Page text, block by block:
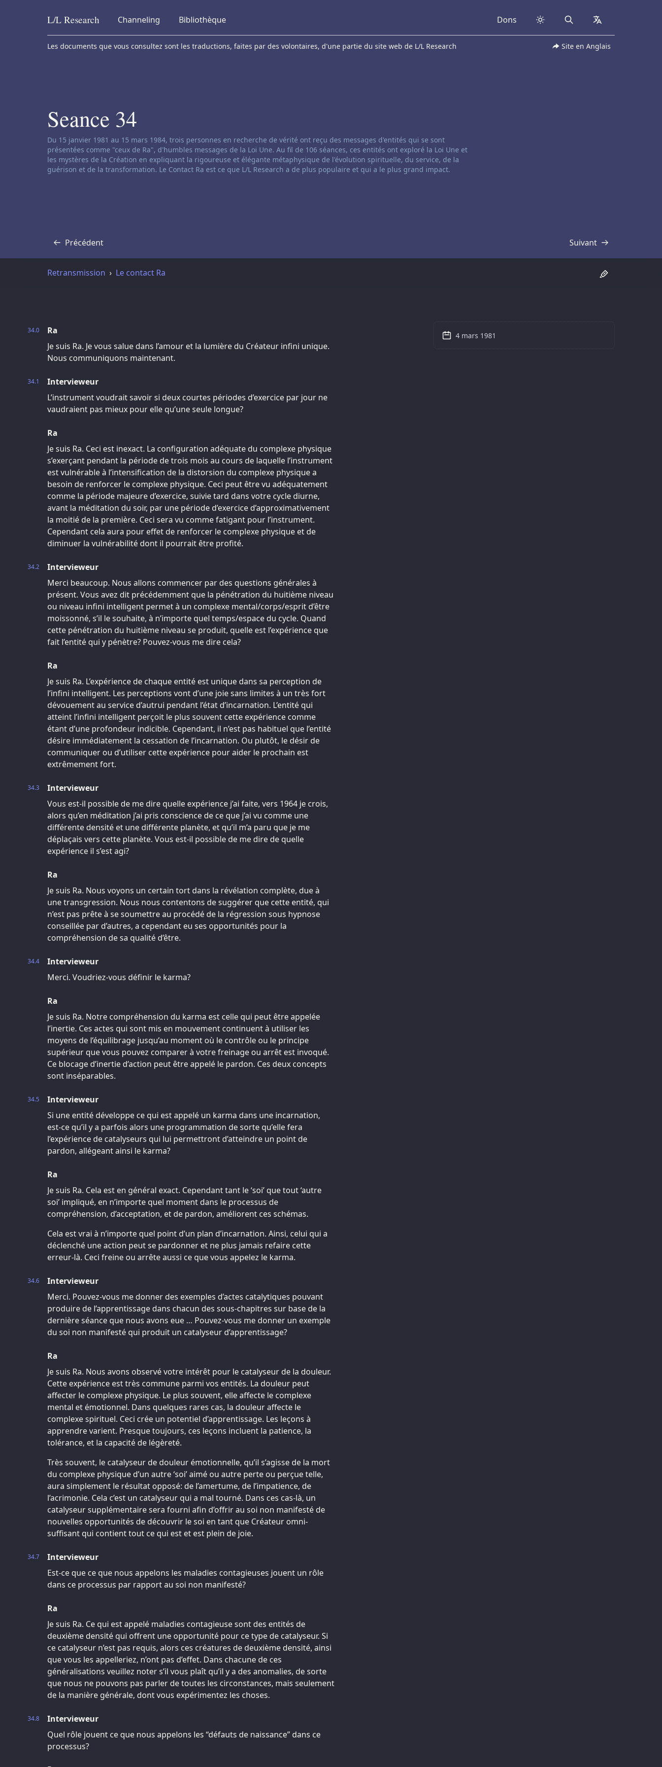
Skip to content
L/L Research Channeling Bibliothèque Dons Search collapsed
Les documents que vous consultez sont les traductions, faites par des volontaires, d'une partie du site web de L/L Research Site en Anglais
Seance 34
Clause de non-responsabilité concernant le channeling:
Du 15 janvier 1981 au 15 mars 1984, trois personnes en recherche de vérité ont reçu des messages d'entités qui se sont
présentées comme "ceux de Ra", d'humbles messages de la Loi Une. Au fil de 106 séances, ces entités ont exploré la Loi Une et
les mystères de la Création en expliquant la rigoureuse et élégante métaphysique de l'évolution spirituelle, du service, de la
guérison et de la transformation. Le Contact Ra est ce que L/L Research a de plus populaire et qui a le plus grand impact.
Précédent
Transcription Suivant
Transcription
Retransmission Le contact Ra
34.0
Ra
Je suis Ra. Je vous salue dans l’amour et la lumière du Créateur infini unique.
Nous communiquons maintenant.
34.1
Intervieweur
L’instrument voudrait savoir si deux courtes périodes d’exercice par jour ne
vaudraient pas mieux pour elle qu’une seule longue?
Ra
Je suis Ra. Ceci est inexact. La configuration adéquate du complexe physique
s’exerçant pendant la période de trois mois au cours de laquelle l’instrument
est vulnérable à l’intensification de la distorsion du complexe physique a
besoin de renforcer le complexe physique. Ceci peut être vu adéquatement
comme la période majeure d’exercice, suivie tard dans votre cycle diurne,
avant la méditation du soir, par une période d’exercice d’approximativement
la moitié de la première. Ceci sera vu comme fatigant pour l’instrument.
Cependant cela aura pour effet de renforcer le complexe physique et de
diminuer la vulnérabilité dont il pourrait être profité.
34.2
Intervieweur
Merci beaucoup. Nous allons commencer par des questions générales à
présent. Vous avez dit précédemment que la pénétration du huitième niveau
ou niveau infini intelligent permet à un complexe mental/corps/esprit d’être
moissonné, s’il le souhaite, à n’importe quel temps/espace du cycle. Quand
cette pénétration du huitième niveau se produit, quelle est l’expérience que
fait l’entité qui y pénètre? Pouvez-vous me dire cela?
Ra
Je suis Ra. L’expérience de chaque entité est unique dans sa perception de
l’infini intelligent. Les perceptions vont d’une joie sans limites à un très fort
dévouement au service d’autrui pendant l’état d’incarnation. L’entité qui
atteint l’infini intelligent perçoit le plus souvent cette expérience comme
étant d’une profondeur indicible. Cependant, il n’est pas habituel que l’entité
désire immédiatement la cessation de l’incarnation. Ou plutôt, le désir de
communiquer ou d’utiliser cette expérience pour aider le prochain est
extrêmement fort.
34.3
Intervieweur
Vous est-il possible de me dire quelle expérience j’ai faite, vers 1964 je crois,
alors qu’en méditation j’ai pris conscience de ce que j’ai vu comme une
différente densité et une différente planète, et qu’il m’a paru que je me
déplaçais vers cette planète. Vous est-il possible de me dire de quelle
expérience il s’est agi?
Ra
Je suis Ra. Nous voyons un certain tort dans la révélation complète, due à
une transgression. Nous nous contentons de suggérer que cette entité, qui
n’est pas prête à se soumettre au procédé de la régression sous hypnose
conseillée par d’autres, a cependant eu ses opportunités pour la
compréhension de sa qualité d’être.
34.4
Intervieweur
Merci. Voudriez-vous définir le karma?
Ra
Je suis Ra. Notre compréhension du karma est celle qui peut être appelée
l’inertie. Ces actes qui sont mis en mouvement continuent à utiliser les
moyens de l’équilibrage jusqu’au moment où le contrôle ou le principe
supérieur que vous pouvez comparer à votre freinage ou arrêt est invoqué.
Ce blocage d’inertie d’action peut être appelé le pardon. Ces deux concepts
sont inséparables.
34.5
Intervieweur
Si une entité développe ce qui est appelé un karma dans une incarnation,
est-ce qu’il y a parfois alors une programmation de sorte qu’elle fera
l’expérience de catalyseurs qui lui permettront d’atteindre un point de
pardon, allégeant ainsi le karma?
Ra
Je suis Ra. Cela est en général exact. Cependant tant le ‘soi’ que tout ‘autre
soi’ impliqué, en n’importe quel moment dans le processus de
compréhension, d’acceptation, et de pardon, améliorent ces schémas.
Cela est vrai à n’importe quel point d’un plan d’incarnation. Ainsi, celui qui a
déclenché une action peut se pardonner et ne plus jamais refaire cette
erreur-là. Ceci freine ou arrête aussi ce que vous appelez le karma.
34.6
Intervieweur
Merci. Pouvez-vous me donner des exemples d’actes catalytiques pouvant
produire de l’apprentissage dans chacun des sous-chapitres sur base de la
dernière séance que nous avons eue … Pouvez-vous me donner un exemple
du soi non manifesté qui produit un catalyseur d’apprentissage?
Ra
Je suis Ra. Nous avons observé votre intérêt pour le catalyseur de la douleur.
Cette expérience est très commune parmi vos entités. La douleur peut
affecter le complexe physique. Le plus souvent, elle affecte le complexe
mental et émotionnel. Dans quelques rares cas, la douleur affecte le
complexe spirituel. Ceci crée un potentiel d’apprentissage. Les leçons à
apprendre varient. Presque toujours, ces leçons incluent la patience, la
tolérance, et la capacité de légèreté.
Très souvent, le catalyseur de douleur émotionnelle, qu’il s’agisse de la mort
du complexe physique d’un autre ‘soi’ aimé ou autre perte ou perçue telle,
aura simplement le résultat opposé: de l’amertume, de l’impatience, de
l’acrimonie. Cela c’est un catalyseur qui a mal tourné. Dans ces cas-là, un
catalyseur supplémentaire sera fourni afin d’offrir au soi non manifesté de
nouvelles opportunités de découvrir le soi en tant que Créateur omni-
suffisant qui contient tout ce qui est et est plein de joie.
34.7
Intervieweur
Est-ce que ce que nous appelons les maladies contagieuses jouent un rôle
dans ce processus par rapport au soi non manifesté?
Ra
Je suis Ra. Ce qui est appelé maladies contagieuse sont des entités de
deuxième densité qui offrent une opportunité pour ce type de catalyseur. Si
ce catalyseur n’est pas requis, alors ces créatures de deuxième densité, ainsi
que vous les appelleriez, n’ont pas d’effet. Dans chacune de ces
généralisations veuillez noter s’il vous plaît qu’il y a des anomalies, de sorte
que nous ne pouvons pas parler de toutes les circonstances, mais seulement
de la manière générale, dont vous expérimentez les choses.
34.8
Intervieweur
Quel rôle jouent ce que nous appelons les “défauts de naissance” dans ce
processus?
4 mars 1981